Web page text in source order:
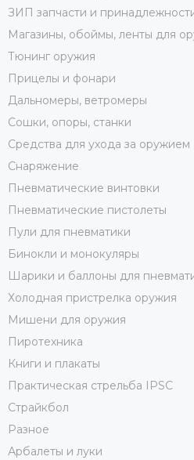
ЗИП запчасти и
Магазины, обоймы, ленты для
Тюнинг оружия
Прицелы и фонари
Дальномеры, ветромеры
Сошки, опоры, станки
Средства для ухода за оружием
Снаряжение
Пневматические винтовки
Пневматические пистолеты
Пули для пневматики
Бинокли и монокуляры
Шарики и баллоны для
Холодная пристрелка оружия
Мишени для оружия
Пиротехника
Книги и плакаты
Практическая стрельба IPSC
Страйкбол
Разное
Арбалеты и луки